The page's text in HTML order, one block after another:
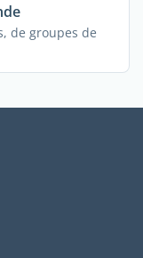
de groupes de